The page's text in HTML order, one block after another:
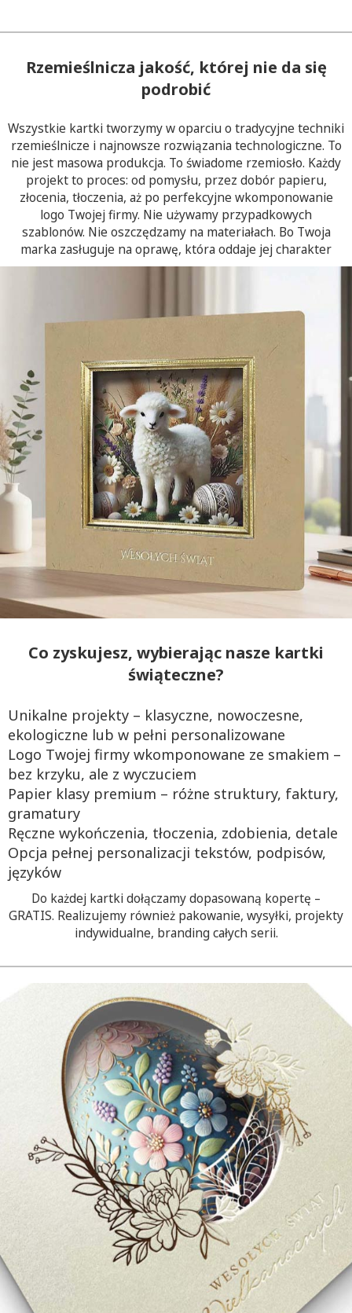
Rzemieślnicza jakość, której nie da się
podrobić
Wszystkie kartki tworzymy w oparciu o tradycyjne techniki
rzemieślnicze i najnowsze rozwiązania technologiczne. To
nie jest masowa produkcja. To świadome rzemiosło. Każdy
projekt to proces: od pomysłu, przez dobór papieru,
złocenia, tłoczenia, aż po perfekcyjne wkomponowanie
logo Twojej firmy. Nie używamy przypadkowych
szablonów. Nie oszczędzamy na materiałach. Bo Twoja
marka zasługuje na oprawę, która oddaje jej charakter
Co zyskujesz, wybierając nasze kartki
świąteczne?
Unikalne projekty – klasyczne, nowoczesne,
ekologiczne lub w pełni personalizowane
Logo Twojej firmy wkomponowane ze smakiem –
bez krzyku, ale z wyczuciem
Papier klasy premium – różne struktury, faktury,
gramatury
Ręczne wykończenia, tłoczenia, zdobienia, detale
Opcja pełnej personalizacji tekstów, podpisów,
języków
Do każdej kartki dołączamy dopasowaną kopertę –
GRATIS. Realizujemy również pakowanie, wysyłki, projekty
indywidualne, branding całych serii.